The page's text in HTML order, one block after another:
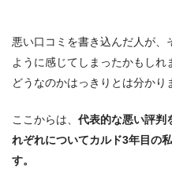
悪い口コミを書き込んだ人が、
ように感じてしまったかもしれ
どうなのかはっきりとは分かり
ここからは、 代表的な悪い評判
れぞれについてカルド3年目の
す。